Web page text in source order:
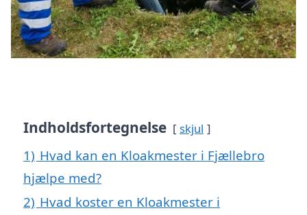
Indholdsfortegnelse skjul
1) Hvad kan en Kloakmester i Fjællebro
hjælpe med?
2) Hvad koster en Kloakmester i